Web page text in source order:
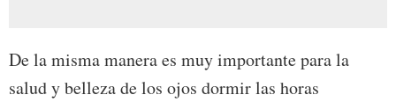
De la misma manera es muy importante para la
salud y belleza de los ojos dormir las horas